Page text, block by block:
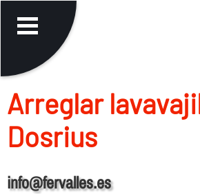
Arreglar
Dosrius
info@fervalles.es